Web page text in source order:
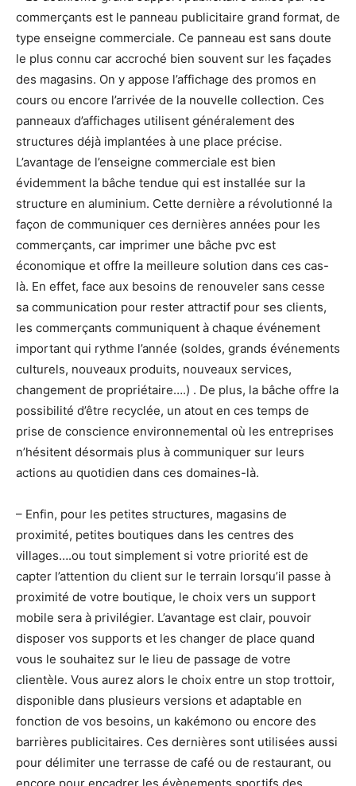
commerçants est le panneau publicitaire grand format, de
type enseigne commerciale. Ce panneau est sans doute
le plus connu car accroché bien souvent sur les façades
des magasins. On y appose l’affichage des promos en
cours ou encore l’arrivée de la nouvelle collection. Ces
panneaux d’affichages utilisent généralement des
structures déjà implantées à une place précise.
L’avantage de l’enseigne commerciale est bien
évidemment la bâche tendue qui est installée sur la
structure en aluminium. Cette dernière a révolutionné la
façon de communiquer ces dernières années pour les
commerçants, car imprimer une bâche pvc est
économique et offre la meilleure solution dans ces cas-
là. En effet, face aux besoins de renouveler sans cesse
sa communication pour rester attractif pour ses clients,
les commerçants communiquent à chaque événement
important qui rythme l’année (soldes, grands événements
culturels, nouveaux produits, nouveaux services,
changement de propriétaire….) . De plus, la bâche offre la
possibilité d’être recyclée, un atout en ces temps de
prise de conscience environnemental où les entreprises
n’hésitent désormais plus à communiquer sur leurs
actions au quotidien dans ces domaines-là.
– Enfin, pour les petites structures, magasins de
proximité, petites boutiques dans les centres des
villages….ou tout simplement si votre priorité est de
capter l’attention du client sur le terrain lorsqu’il passe à
proximité de votre boutique, le choix vers un support
mobile sera à privilégier. L’avantage est clair, pouvoir
disposer vos supports et les changer de place quand
vous le souhaitez sur le lieu de passage de votre
clientèle. Vous aurez alors le choix entre un stop trottoir,
disponible dans plusieurs versions et adaptable en
fonction de vos besoins, un kakémono ou encore des
barrières publicitaires. Ces dernières sont utilisées aussi
pour délimiter une terrasse de café ou de restaurant, ou